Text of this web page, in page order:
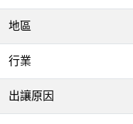
地區
行業
出讓原因